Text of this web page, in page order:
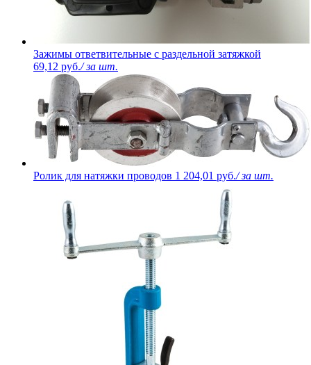
Зажимы ответвительные с раздельной затяжкой
69,12 руб./ за шт.
Ролик для натяжки проводов 1 204,01 руб./ за шт.